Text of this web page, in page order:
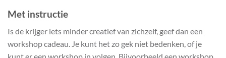
Met instructie
Is de krijger iets minder creatief van zichzelf, geef dan een
workshop cadeau. Je kunt het zo gek niet bedenken, of je